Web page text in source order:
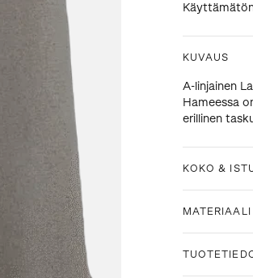
KUVAUS
A-linjainen
Hameessa
erillinen
KOKO &